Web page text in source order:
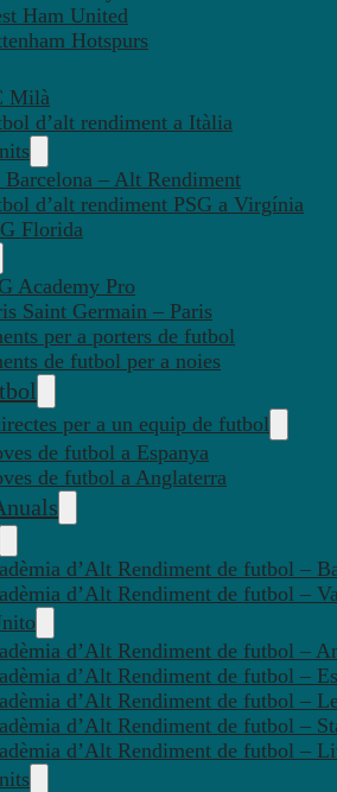
Ham United
Hotspurs
Milà
d’alt rendiment a Itàlia
Barcelona – Alt Rendiment
d’alt rendiment PSG a Virgínia
Florida
Academy Pro
Saint Germain – Paris
per a porters de futbol
de futbol per a noies
per a un equip de futbol
de futbol a Espanya
de futbol a Anglaterra
d’Alt Rendiment de futbol –
d’Alt Rendiment de futbol –
d’Alt Rendiment de futbol –
d’Alt Rendiment de futbol –
d’Alt Rendiment de futbol –
d’Alt Rendiment de futbol –
d’Alt Rendiment de futbol –